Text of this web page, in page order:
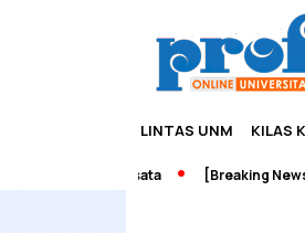
LINTAS UNM KILAS
[Breaking News]